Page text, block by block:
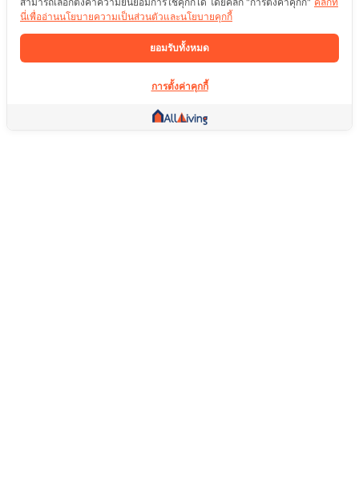
นี่เพื่ออ่านนโยบายความเป็นส่วนตัวและนโยบายคุกกี้
ยอมรับทั้งหมด
การตั้งค่าคุกกี้